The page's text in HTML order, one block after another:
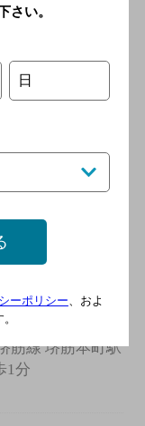
もんや船場セン
鉄中央線 堺筋
本町駅／大阪
堺筋本町店
筋線 堺筋本町駅
1分
さい。
日
ーポリシー、およ